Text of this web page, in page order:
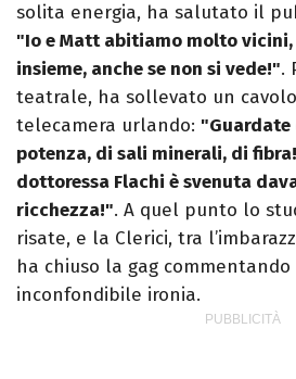
solita energia, ha salutato il
"Io e Matt abitiamo molto
insieme, anche se non si vede!".
teatrale, ha sollevato un
telecamera urlando:
potenza, di sali minerali, di
dottoressa Flachi è svenuta
ricchezza!". A quel punto lo
risate, e la Clerici, tra
ha chiuso la gag
inconfondibile ironia.